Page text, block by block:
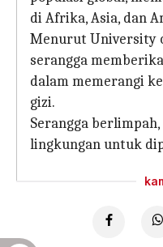
di Afrika, Asia, dan
Menurut University
serangga
dalam memerangi
gizi.
Serangga
lingkungan untuk